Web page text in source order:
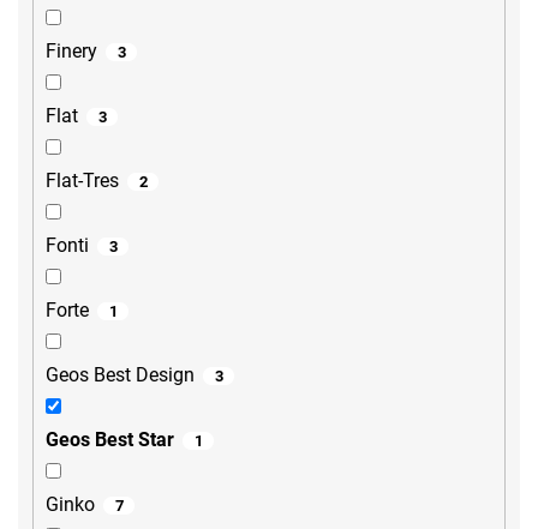
Finery 3
Flat 3
Flat-Tres 2
Fonti 3
Forte 1
Geos Best Design 3
Geos Best Star 1
Ginko 7